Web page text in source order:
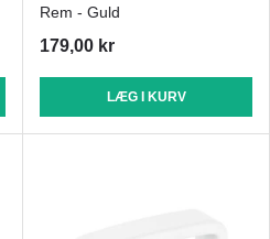
Rem - Guld
179,00 kr
LÆG I KURV